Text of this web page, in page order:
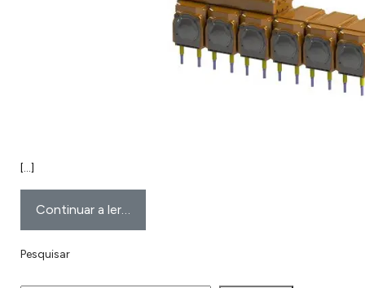
[…]
Continuar a ler…
Pesquisar